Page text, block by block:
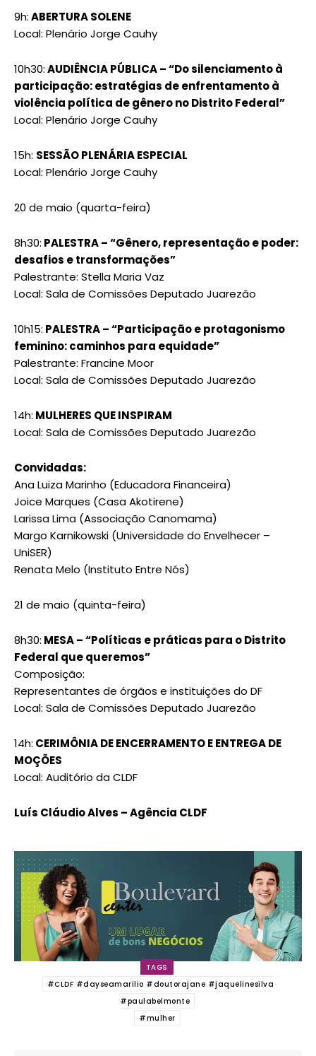
9h:ABERTURA SOLENE
Local: Plenário Jorge Cauhy
10h30:AUDIÊNCIA PÚBLICA – “Do silenciamento à
participação: estratégias de enfrentamento à
violência política de gênero no Distrito Federal”
Local: Plenário Jorge Cauhy
15h: SESSÃO PLENÁRIA ESPECIAL
Local: Plenário Jorge Cauhy
20 de maio (quarta-feira)
8h30: PALESTRA – “Gênero, representação e poder:
desafios e transformações”
Palestrante: Stella Maria Vaz
Local: Sala de Comissões Deputado Juarezão
10h15: PALESTRA – “Participação e protagonismo
feminino: caminhos para equidade”
Palestrante: Francine Moor
Local: Sala de Comissões Deputado Juarezão
14h: MULHERES QUE INSPIRAM
Local: Sala de Comissões Deputado Juarezão
Convidadas:
Ana Luiza Marinho (Educadora Financeira)
Joice Marques (Casa Akotirene)
Larissa Lima (Associação Canomama)
Margo Karnikowski (Universidade do Envelhecer –
UniSER)
Renata Melo (Instituto Entre Nós)
21 de maio (quinta-feira)
8h30: MESA – “Políticas e práticas para o Distrito
Federal que queremos”
Composição:
Representantes de órgãos e instituições do DF
Local: Sala de Comissões Deputado Juarezão
14h: CERIMÔNIA DE ENCERRAMENTO E ENTREGA DE
MOÇÕES
Local: Auditório da CLDF
Luís Cláudio Alves – Agência CLDF
TAGS
#CLDF #dayseamarilio #doutorajane #jaquelinesilva
#paulabelmonte
#mulher